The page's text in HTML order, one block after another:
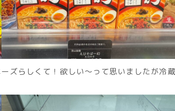
ズらしくて！欲しい〜って思いましたが冷